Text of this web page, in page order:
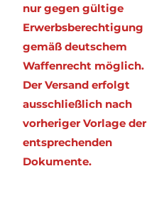
nur gegen gültige
Erwerbsberechtigung
gemäß deutschem
Waffenrecht möglich.
Der Versand erfolgt
ausschließlich nach
vorheriger Vorlage der
entsprechenden
Dokumente.